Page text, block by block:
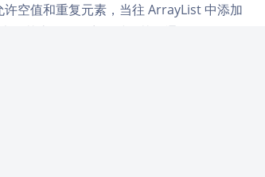
空值和重复元素，当往 ArrayList 中添加
大于其底层数组容量时，其会通…